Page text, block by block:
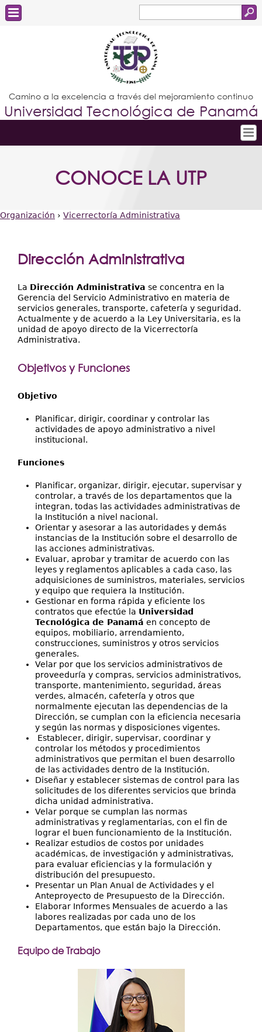
de
búsqueda
Estudiantes
Docentes
Administrativos
Graduados
Camino a la excelencia a través del mejoramiento continuo
Universidad Tecnológica de Panamá
Conoce la UTP
Investigación
Extensión
Facultades
Centros Regionales
Servicios
Transparencia
CONOCE LA UTP
está
Organización › Vicerrectoría Administrativa
Dirección Administrativa
La Dirección Administrativa se concentra en la
Gerencia del Servicio Administrativo en materia de
servicios generales, transporte, cafetería y seguridad.
Actualmente y de acuerdo a la Ley Universitaria, es la
unidad de apoyo directo de la Vicerrectoría
Administrativa.
Objetivos y Funciones
Objetivo
Planificar, dirigir, coordinar y controlar las
actividades de apoyo administrativo a nivel
institucional.
Funciones
Planificar, organizar, dirigir, ejecutar, supervisar y
controlar, a través de los departamentos que la
integran, todas las actividades administrativas de
la Institución a nivel nacional.
Orientar y asesorar a las autoridades y demás
instancias de la Institución sobre el desarrollo de
las acciones administrativas.
Evaluar, aprobar y tramitar de acuerdo con las
leyes y reglamentos aplicables a cada caso, las
adquisiciones de suministros, materiales, servicios
y equipo que requiera la Institución.
Gestionar en forma rápida y eficiente los
contratos que efectúe la Universidad
Tecnológica de Panamá en concepto de
equipos, mobiliario, arrendamiento,
construcciones, suministros y otros servicios
generales.
Velar por que los servicios administrativos de
proveeduría y compras, servicios administrativos,
transporte, mantenimiento, seguridad, áreas
verdes, almacén, cafetería y otros que
normalmente ejecutan las dependencias de la
Dirección, se cumplan con la eficiencia necesaria
y según las normas y disposiciones vigentes.
Establecer, dirigir, supervisar, coordinar y
controlar los métodos y procedimientos
administrativos que permitan el buen desarrollo
de las actividades dentro de la Institución.
Diseñar y establecer sistemas de control para las
solicitudes de los diferentes servicios que brinda
dicha unidad administrativa.
Velar porque se cumplan las normas
administrativas y reglamentarias, con el fin de
lograr el buen funcionamiento de la Institución.
Realizar estudios de costos por unidades
académicas, de investigación y administrativas,
para evaluar eficiencias y la formulación y
distribución del presupuesto.
Presentar un Plan Anual de Actividades y el
Anteproyecto de Presupuesto de la Dirección.
Elaborar Informes Mensuales de acuerdo a las
labores realizadas por cada uno de los
Departamentos, que están bajo la Dirección.
Equipo de Trabajo